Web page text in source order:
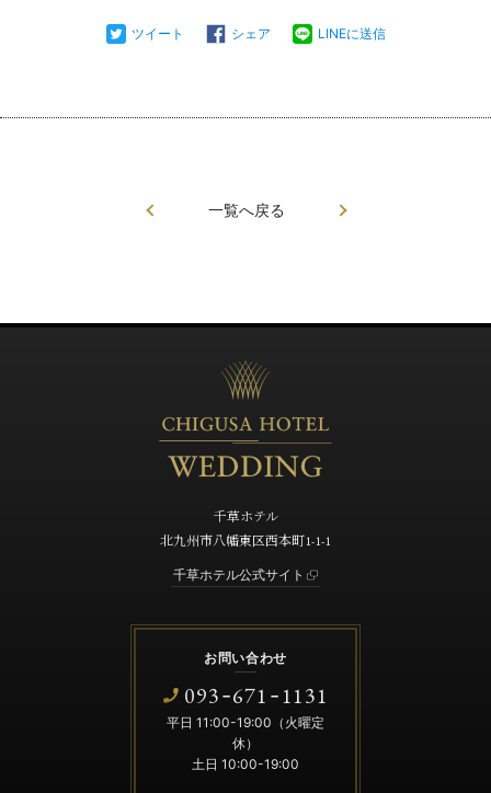
ツイート シェア LINEに送信
一覧へ戻る
千草ホテル
北九州市八幡東区西本町1-1-1
千草ホテル公式サイト
お問い合わせ
093-671 -1131
平日 11:00-19:00（火曜定
休）
土日 10:00-19:00